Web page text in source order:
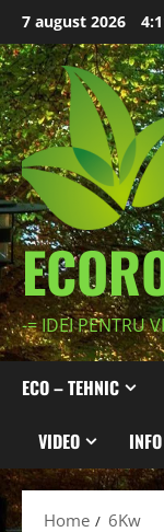
Skip
to
content
7 august 2026
-= IDEI PENTRU
ECO – TEHNIC
VIDEO INFO
Home 6Kw